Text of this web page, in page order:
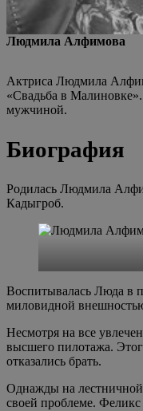
Людмила Алфимова
Актриса Людмила
«Свадьба в
мужчиной.
Биография
Родилась Людмила
Кадыгроб.
Воспитывалась Люда в
миловидной
Несмотря на все
высшего пилотажа.
отказались брать.
Однажды на
своей проблеме. Феликс